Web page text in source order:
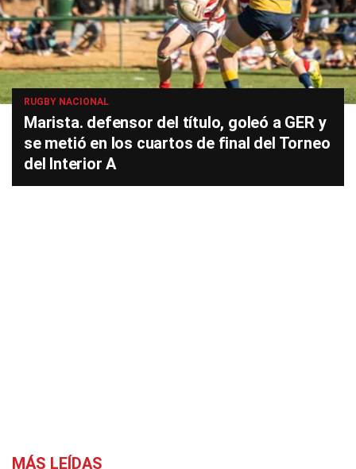
RUGBY NACIONAL
Marista. defensor del título, goleó a GER y
se metió en los cuartos de final del Torneo
del Interior A
MÁS LEÍDAS